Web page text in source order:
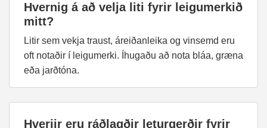
Hvernig á að velja liti fyrir leigumerkið
mitt?
Litir sem vekja traust, áreiðanleika og vinsemd eru
oft notaðir í leigumerki. Íhugaðu að nota bláa, græna
eða jarðtóna.
Hverjir eru ráðlagðir leturgerðir fyrir